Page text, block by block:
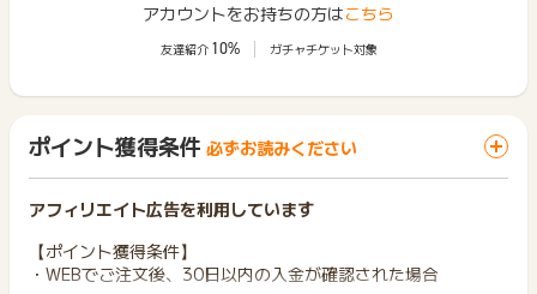
アカウントをお持ちの方はこちら
友達紹介 10% ガチャチケット対象
ポイント獲得条件 必ずお読みください
アフィリエイト広告を利用しています
【ポイント獲得条件】
・WEBでご注文後、30日以内の入金が確認された場合